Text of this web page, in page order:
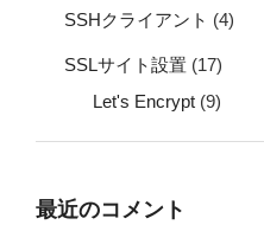
SSHクライアント (4)
SSLサイト設置 (17)
Let's Encrypt (9)
最近のコメント